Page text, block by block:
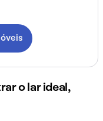
o lar ideal,